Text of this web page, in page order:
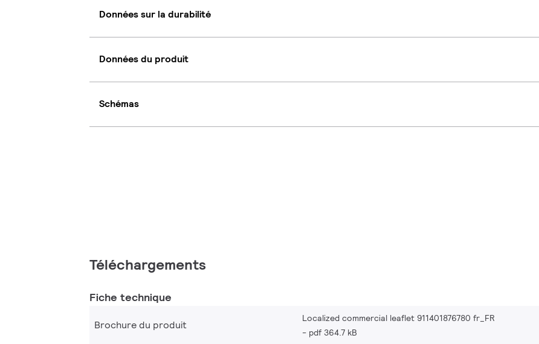
Données sur la durabilité
Données du produit
Schémas
Téléchargements
Fiche technique
Brochure du produit
Localized commercial leaflet 911401876780 fr_FR
pdf 364.7 kB